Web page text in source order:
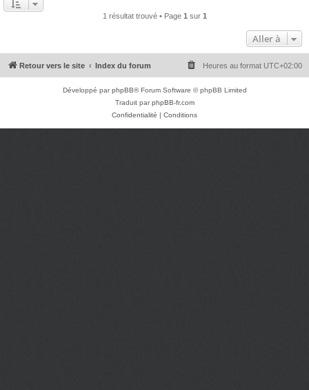
1 résultat trouvé • Page 1 sur 1
Aller à
Retour vers le site Index du forum Heures au format UTC+02:00
Développé parphpBB® Forum Software © phpBB Limited
Traduit parphpBB-fr.com
Confidentialité | Conditions